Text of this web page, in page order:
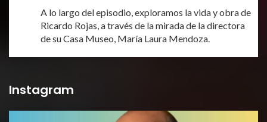
A lo largo del episodio, exploramos la vida y obra de
Ricardo Rojas, a través de la mirada de la directora
de su Casa Museo, María Laura Mendoza.
Instagram